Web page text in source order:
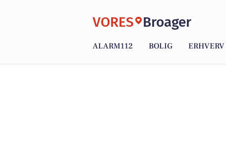
VORES Broager
ALARM112 BOLIG ERHVERV